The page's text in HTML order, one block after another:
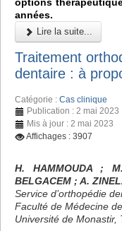
options
années.
Lire la suite...
Traitement
dentaire : à
Catégorie : Cas clinique
Publication : 2 mai 2023
Mis à jour : 2 mai 2023
Affichages : 3907
H. HAMMOUDA ;
BELGACEM ; A.
Service d’orthopédie
Faculté de Médecine
Université de Monastir,